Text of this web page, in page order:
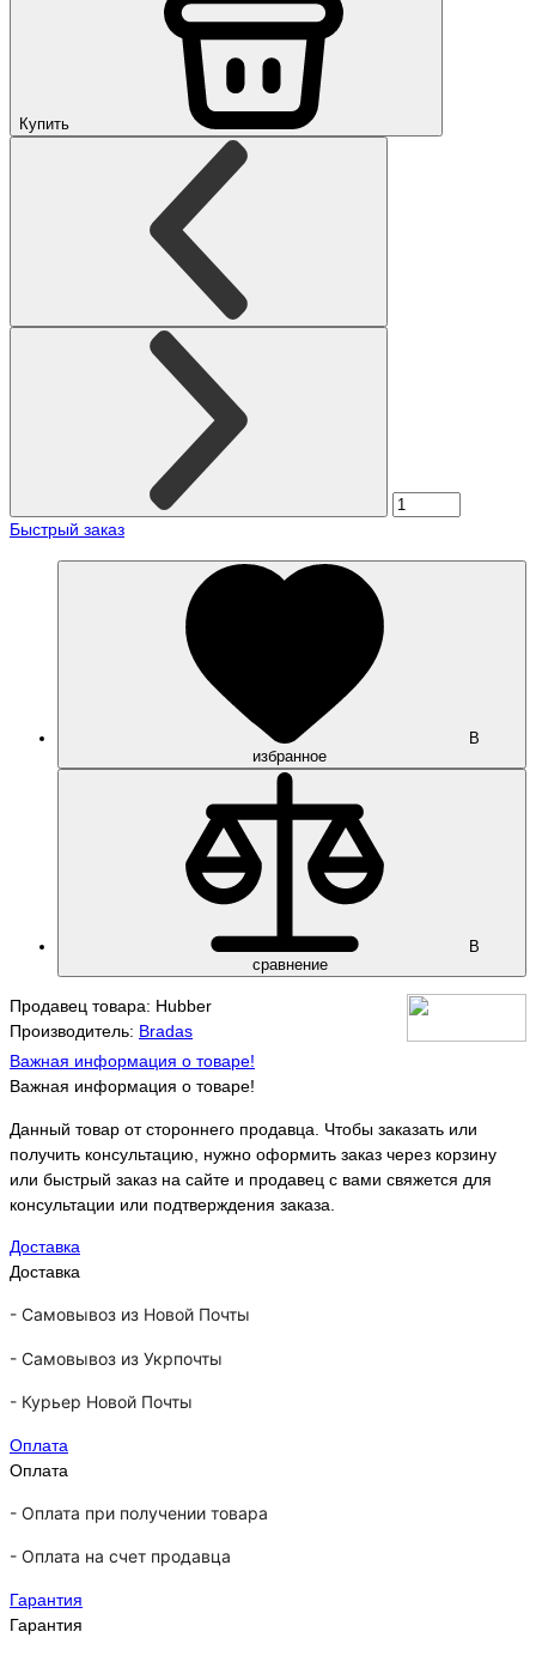
Купить
Быстрый заказ
В
избранное
В
сравнение
Продавец товара: Hubber
Производитель: Bradas
Важная информация о товаре!
Важная информация о товаре!
Данный товар от стороннего продавца. Чтобы заказать или
получить консультацию, нужно оформить заказ через корзину
или быстрый заказ на сайте и продавец с вами свяжется для
консультации или подтверждения заказа.
Доставка
Доставка
- Самовывоз из Новой Почты
- Самовывоз из Укрпочты
- Курьер Новой Почты
Оплата
Оплата
- Оплата при получении товара
- Оплата на счет продавца
Гарантия
Гарантия